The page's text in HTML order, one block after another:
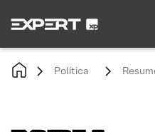
Política